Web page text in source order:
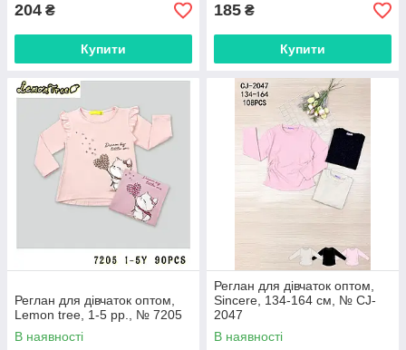
204 ₴
Купити
185 ₴
Купити
Реглан для дівчаток оптом,
Lemon tree, 1-5 рр., № 7205
В наявності
Реглан для дівчаток оптом,
Sincere, 134-164 см, № CJ-
2047
В наявності